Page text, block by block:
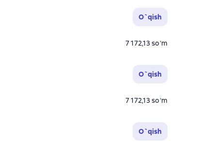
O`qish
7 172,13 soʻm
O`qish
7 172,13 soʻm
O`qish